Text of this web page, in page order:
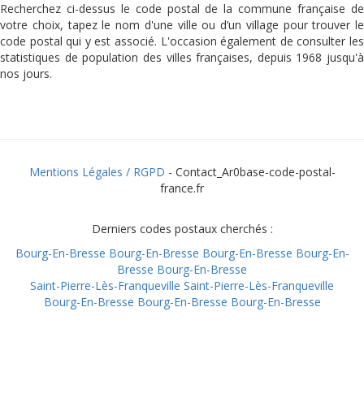
Recherchez ci-dessus le code postal de la commune française de
votre choix, tapez le nom d'une ville ou d’un village pour trouver le
code postal qui y est associé. L'occasion également de consulter les
statistiques de population des villes françaises, depuis 1968 jusqu'à
nos jours.
Mentions Légales / RGPD - Contact_Ar0base-code-postal-
france.fr
Derniers codes postaux cherchés :
Bourg-En-Bresse Bourg-En-Bresse Bourg-En-Bresse Bourg-En-
Bresse Bourg-En-Bresse
Saint-Pierre-Lès-Franqueville Saint-Pierre-Lès-Franqueville
Bourg-En-Bresse Bourg-En-Bresse Bourg-En-Bresse